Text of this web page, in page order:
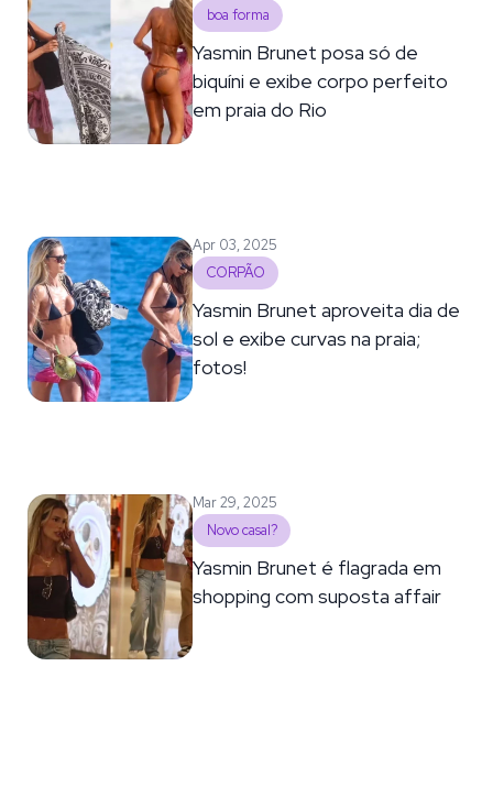
boa forma
Yasmin Brunet posa só de
biquíni e exibe corpo perfeito
em praia do Rio
Apr 03, 2025
CORPÃO
Yasmin Brunet aproveita dia de
sol e exibe curvas na praia;
fotos!
Mar 29, 2025
Novo casal?
Yasmin Brunet é flagrada em
shopping com suposta affair